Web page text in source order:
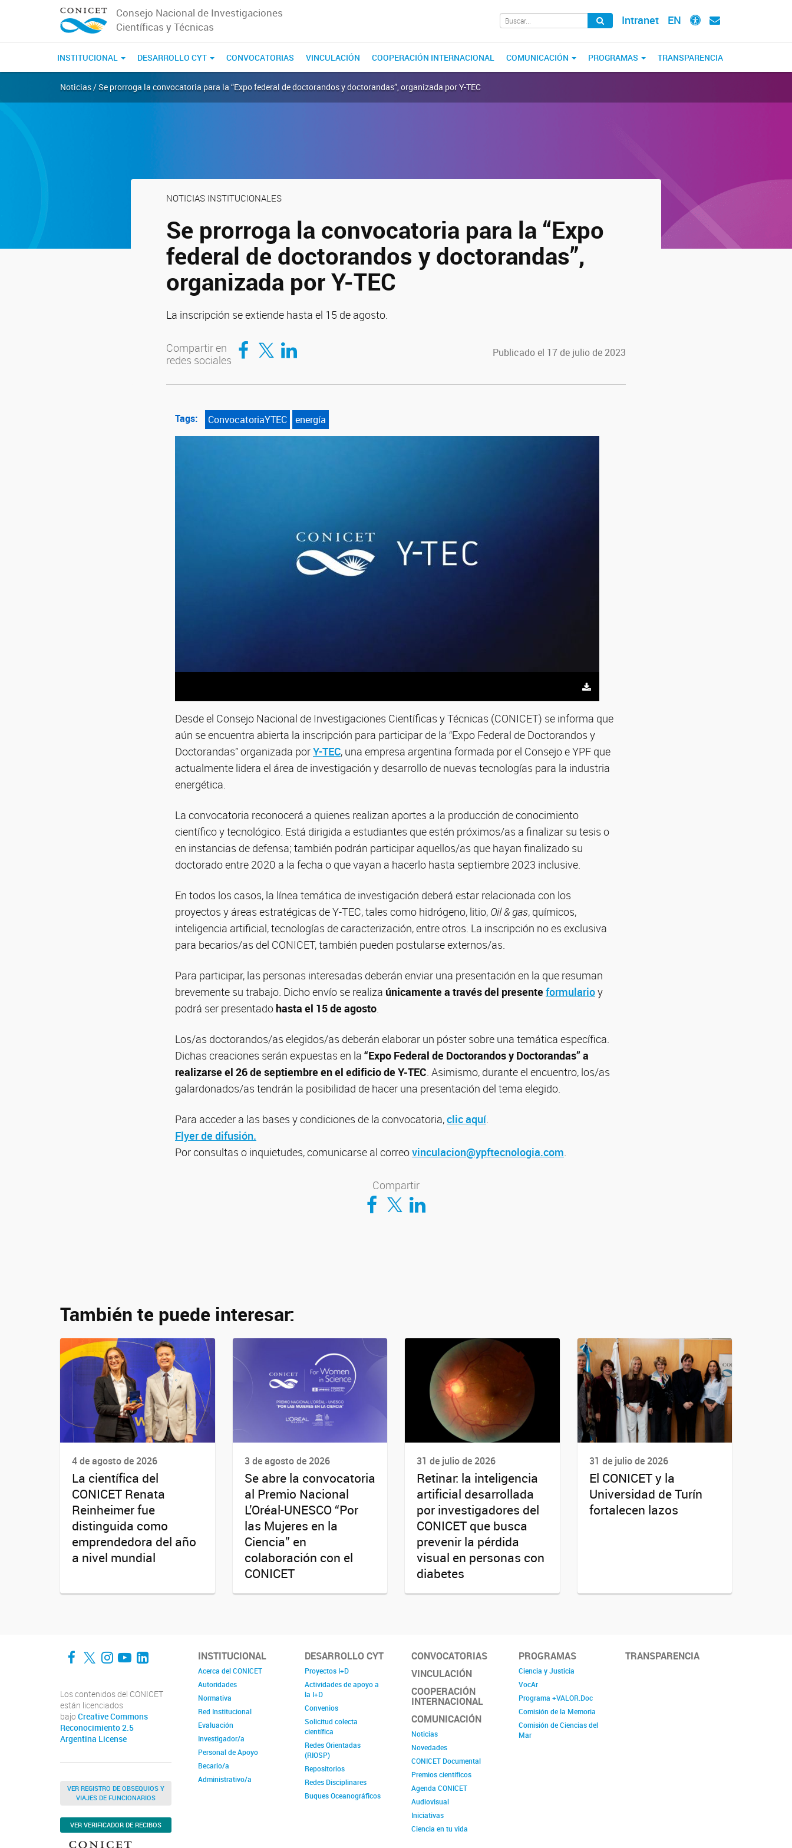
Consejo Nacional de Investigaciones
Científicas y Técnicas
Intranet EN
INSTITUCIONAL DESARROLLO CYT CONVOCATORIAS VINCULACIÓN COOPERACIÓN INTERNACIONAL COMUNICACIÓN PROGRAMAS TRANSPARENCIA
Noticias / Se prorroga la convocatoria para la “Expo federal de doctorandos y doctorandas”, organizada por Y-TEC
NOTICIAS INSTITUCIONALES
Se prorroga la convocatoria para la “Expo
federal de doctorandos y doctorandas”,
organizada por Y-TEC
La inscripción se extiende hasta el 15 de agosto.
Compartir en
redes sociales
Compartir en Facebook
Compartir en TwitterCompartir en LinkedIn Publicado el 17 de julio de 2023
Tags: ConvocatoriaYTEC energía
Desde el Consejo Nacional de Investigaciones Científicas y Técnicas (CONICET) se informa que
aún se encuentra abierta la inscripción para participar de la “Expo Federal de Doctorandos y
Doctorandas” organizada porY-TEC, una empresa argentina formada por el Consejo e YPF que
actualmente lidera el área de investigación y desarrollo de nuevas tecnologías para la industria
energética.
La convocatoria reconocerá a quienes realizan aportes a la producción de conocimiento
científico y tecnológico. Está dirigida a estudiantes que estén próximos/as a finalizar su tesis o
en instancias de defensa; también podrán participar aquellos/as que hayan finalizado su
doctorado entre 2020 a la fecha o que vayan a hacerlo hasta septiembre 2023 inclusive.
En todos los casos, la línea temática de investigación deberá estar relacionada con los
proyectos y áreas estratégicas de Y-TEC, tales como hidrógeno, litio, Oil & gas, químicos,
inteligencia artificial, tecnologías de caracterización, entre otros. La inscripción no es exclusiva
para becarios/as del CONICET, también pueden postularse externos/as.
Para participar, las personas interesadas deberán enviar una presentación en la que resuman
brevemente su trabajo. Dicho envío se realiza únicamente a través del presente formularioy
podrá ser presentado hasta el 15 de agosto.
Los/as doctorandos/as elegidos/as deberán elaborar un póster sobre una temática específica.
Dichas creaciones serán expuestas en la “Expo Federal de Doctorandos y Doctorandas” a
realizarse el 26 de septiembre en el edificio de Y-TEC. Asimismo, durante el encuentro, los/as
galardonados/as tendrán la posibilidad de hacer una presentación del tema elegido.
Para acceder a las bases y condiciones de la convocatoria,clic aquí.
Flyer de difusión.
Por consultas o inquietudes, comunicarse al correovinculacion@ypftecnologia.com.
Compartir
Compartir en Facebook
Compartir en TwitterCompartir en LinkedIn
También te puede interesar:
4 de agosto de 2026
La científica del
CONICET Renata
Reinheimer fue
distinguida como
emprendedora del año
a nivel mundial
3 de agosto de 2026
Se abre la convocatoria
al Premio Nacional
L’Oréal-UNESCO “Por
las Mujeres en la
Ciencia” en
colaboración con el
CONICET
31 de julio de 2026
Retinar: la inteligencia
artificial desarrollada
por investigadores del
CONICET que busca
prevenir la pérdida
visual en personas con
diabetes
31 de julio de 2026
El CONICET y la
Universidad de Turín
fortalecen lazos
Facebook
Twitter
Instagram
YouTube
LinkedIn
Los contenidos del CONICET
están licenciados
bajo Creative Commons
Reconocimiento 2.5
Argentina License
VER REGISTRO DE OBSEQUIOS Y
VIAJES DE FUNCIONARIOS
VER VERIFICADOR DE RECIBOS
INSTITUCIONAL
Acerca del CONICET
Autoridades
Normativa
Red Institucional
Evaluación
Investigador/a
Personal de Apoyo
Becario/a
Administrativo/a
DESARROLLO CYT
Proyectos I+D
Actividades de apoyo a
la I+D
Convenios
Solicitud colecta
científica
Redes Orientadas
(RIOSP)
Repositorios
Redes Disciplinares
Buques Oceanográficos
CONVOCATORIAS
VINCULACIÓN
COOPERACIÓN
INTERNACIONAL
COMUNICACIÓN
Noticias
Novedades
CONICET Documental
Premios científicos
Agenda CONICET
Audiovisual
Iniciativas
Ciencia en tu vida
PROGRAMAS
Ciencia y Justicia
VocAr
Programa +VALOR.Doc
Comisión de la Memoria
Comisión de Ciencias del
Mar
TRANSPARENCIA